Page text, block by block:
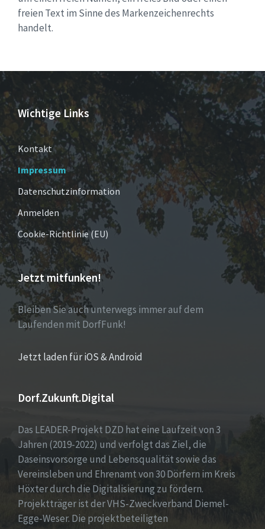
freien Text im Sinne des Markenzeichenrechts
handelt.
Wichtige Links
Kontakt
Impressum
Datenschutzinformation
Anmelden
Cookie-Richtlinie (EU)
Jetzt mitfunken!
Bleiben Sie auch unterwegs immer auf dem
Laufenden mit DorfFunk!
Jetzt laden für iOS & Android
Dorf.Zukunft.Digital
Das LEADER-Projekt DZD hat eine Laufzeit von 3
Jahren (2019-2022) und verfolgt das Ziel, die
Daseinsvorsorge und Lebensqualität sowie das
Vereinsleben und Ehrenamt von 30 Dörfern im Kreis
Höxter durch die Digitalisierung zu fördern.
Projektträger ist der VHS-Zweckverband Diemel-
Egge-Weser. Die projektbeteiligten